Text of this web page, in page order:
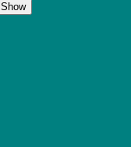
Show